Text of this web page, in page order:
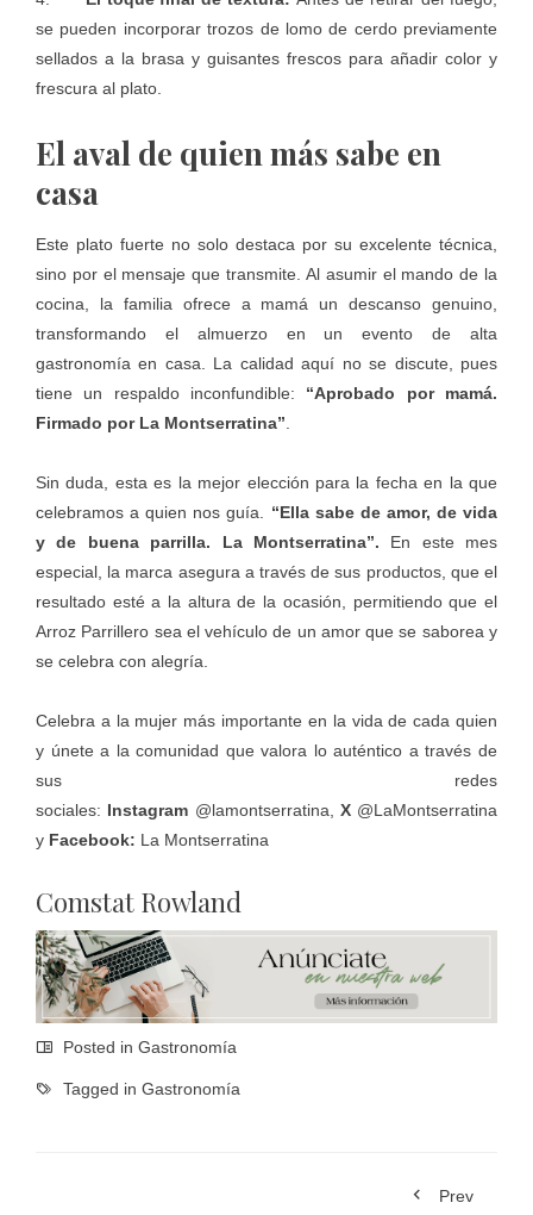
se pueden incorporar trozos de lomo de cerdo previamente
sellados a la brasa y guisantes frescos para añadir color y
frescura al plato.
El aval de quien más sabe en
casa
Este plato fuerte no solo destaca por su excelente técnica,
sino por el mensaje que transmite. Al asumir el mando de la
cocina, la familia ofrece a mamá un descanso genuino,
transformando el almuerzo en un evento de alta
gastronomía en casa. La calidad aquí no se discute, pues
tiene un respaldo inconfundible: “Aprobado por mamá.
Firmado por La Montserratina”
Sin duda, esta es la mejor elección para la fecha en la que
celebramos a quien nos guía. “Ella sabe de amor, de vida
y de buena parrilla. La Montserratina”. En este mes
especial, la marca asegura a través de sus productos, que el
resultado esté a la altura de la ocasión, permitiendo que el
Arroz Parrillero sea el vehículo de un amor que se saborea y
se celebra con alegría.
Celebra a la mujer más importante en la vida de cada quien
y únete a la comunidad que valora lo auténtico a través de
sus redes
sociales: Instagram @lamontserratina, X@LaMontserratina
y Facebook: La Montserratina
Comstat Rowland
Posted in Gastronomía
Tagged in Gastronomía
Prev